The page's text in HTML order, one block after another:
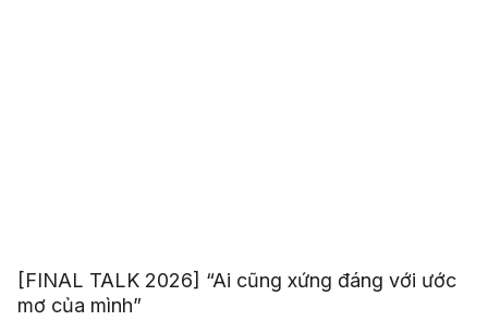
[FINAL TALK 2026] “Ai cũng xứng đáng với ước
mơ của mình”